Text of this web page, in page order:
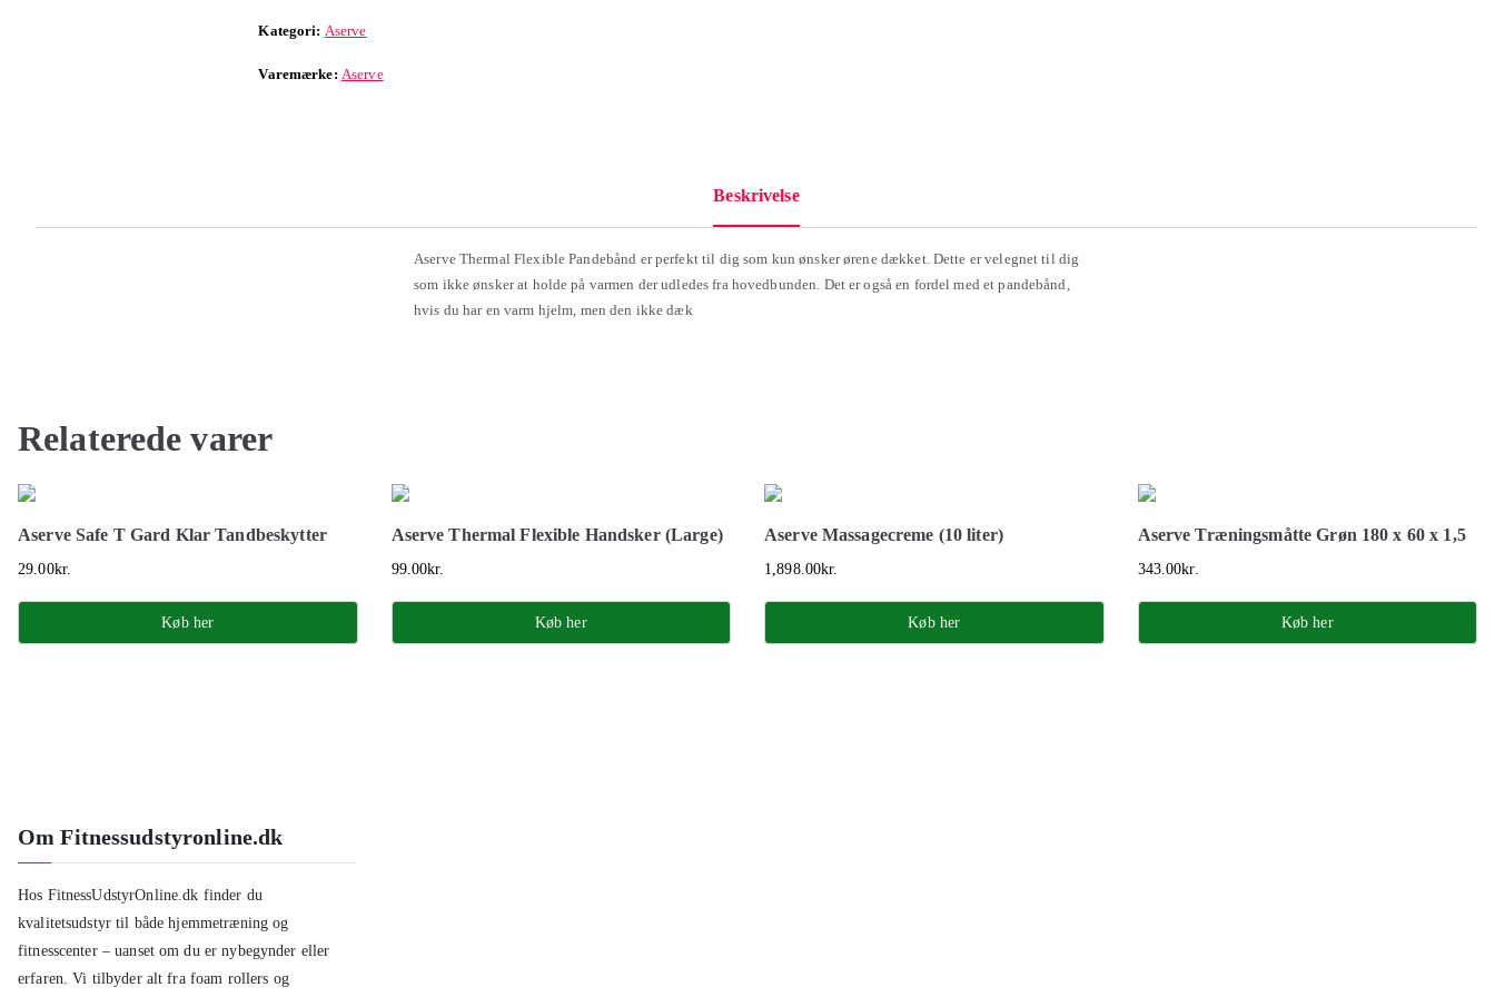
Kategori: Aserve
Varemærke: Aserve
Beskrivelse
Aserve Thermal Flexible Pandebånd er perfekt til dig som kun ønsker ørene dækket. Dette er velegnet til dig
som ikke ønsker at holde på varmen der udledes fra hovedbunden. Det er også en fordel med et pandebånd,
hvis du har en varm hjelm, men den ikke dæk
Relaterede varer
Aserve Safe T Gard Klar Tandbeskytter
29.00kr.
Køb her
Aserve Thermal Flexible Handsker (Large)
99.00kr.
Køb her
Aserve Massagecreme (10 liter)
1,898.00kr.
Køb her
Aserve Træningsmåtte Grøn 180 x 60 x 1,5
343.00kr.
Køb her
Om Fitnessudstyronline.dk
Hos FitnessUdstyrOnline.dk finder du
kvalitetsudstyr til både hjemmetræning og
fitnesscenter – uanset om du er nybegynder eller
erfaren. Vi tilbyder alt fra foam rollers og